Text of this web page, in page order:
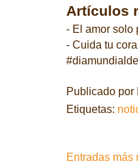
Artículos
- El amor solo
- Cuida tu
Publicado por
Etiquetas:
Entradas más